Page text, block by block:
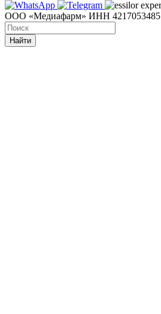
ООО «Медиафарм» ИНН 4217053485
Найти